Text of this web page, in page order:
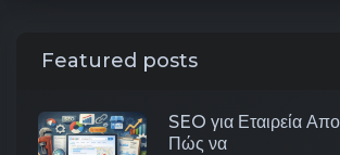
Featured posts
SEO για Εταιρεία
Πώς να